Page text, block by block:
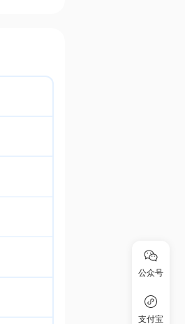
公众号
支付宝